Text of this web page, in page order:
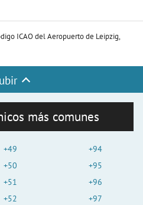
ICAO del Aeropuerto de Leipzig,
más comunes
+49
+50
+51
+52
+94
+95
+96
+97